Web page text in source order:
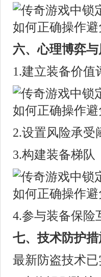
六、心理博弈
1.建立装备价
2.设置风险承受
3.构建装备梯队
4.参与装备保险
七、技术防护
最新防盗技术已